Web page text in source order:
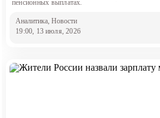
пенсионных выплатах.
Аналитика, Новости
19:00, 13 июля, 2026